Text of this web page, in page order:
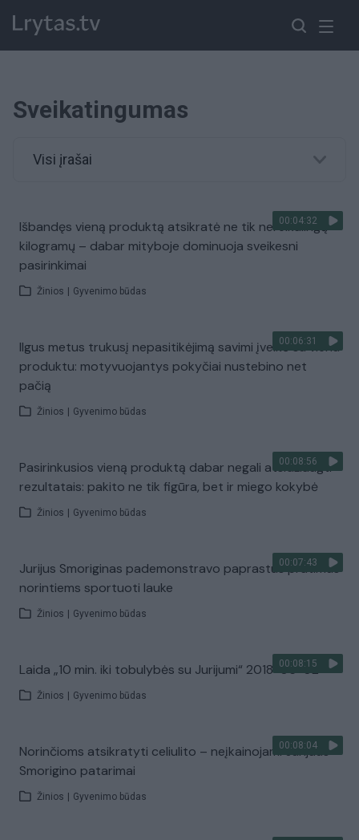
Sveikatingumas
Visi įrašai
00:04:32
Išbandęs vieną produktą atsikratė ne tik nereikalingų
kilogramų – dabar mityboje dominuoja sveikesni
pasirinkimai
Žinios Gyvenimo būdas
00:06:31
Ilgus metus trukusį nepasitikėjimą savimi įveikė su vienu
produktu: motyvuojantys pokyčiai nustebino net
pačią
Žinios Gyvenimo būdas
00:08:56
Pasirinkusios vieną produktą dabar negali atsidžiaugti
rezultatais: pakito ne tik figūra, bet ir miego kokybė
Žinios Gyvenimo būdas
00:07:43
Jurijus Smoriginas pademonstravo paprastus pratimus
norintiems sportuoti lauke
Žinios Gyvenimo būdas
00:08:15
Laida „10 min. iki tobulybės su Jurijumi“ 2018-06-02
Žinios Gyvenimo būdas
00:08:04
Norinčioms atsikratyti celiulito – neįkainojami Jurijaus
Smorigino patarimai
Žinios Gyvenimo būdas